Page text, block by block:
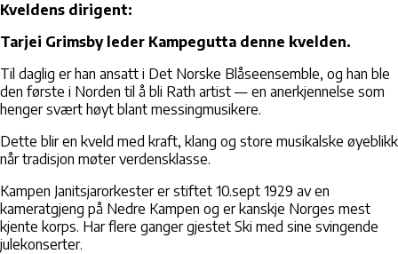
Kveldens dirigent:
Tarjei Grimsby leder Kampegutta denne kvelden.
Til daglig er han ansatt i Det Norske Blåseensemble, og han ble
den første i Norden til å bli Rath artist — en anerkjennelse som
henger svært høyt blant messingmusikere.
Dette blir en kveld med kraft, klang og store musikalske øyeblikk
når tradisjon møter verdensklasse.
Kampen Janitsjarorkester er stiftet 10.sept 1929 av en
kameratgjeng på Nedre Kampen og er kanskje Norges mest
kjente korps. Har flere ganger gjestet Ski med sine svingende
julekonserter.